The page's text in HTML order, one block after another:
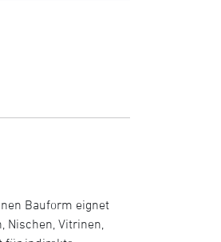
Bauform eignet
Vitrinen,